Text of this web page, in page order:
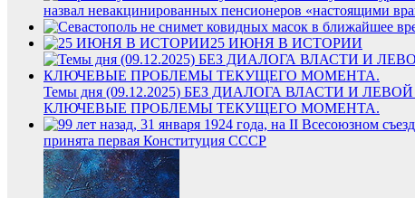
назвал невакцинированных пенсионеров «настоящими
25 ИЮНЯ В ИСТОРИИ
Темы дня (09.12.2025) БЕЗ ДИАЛОГА ВЛАСТИ И
КЛЮЧЕВЫЕ ПРОБЛЕМЫ ТЕКУЩЕГО МОМЕНТА.
принята первая Конституция СССР